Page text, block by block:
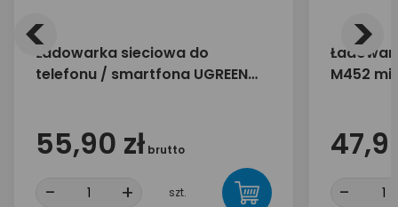
Ładowarka sieciowa do
telefonu / smartfona UGREEN
55,90 zł brutto
- + szt.
M452
-
< >